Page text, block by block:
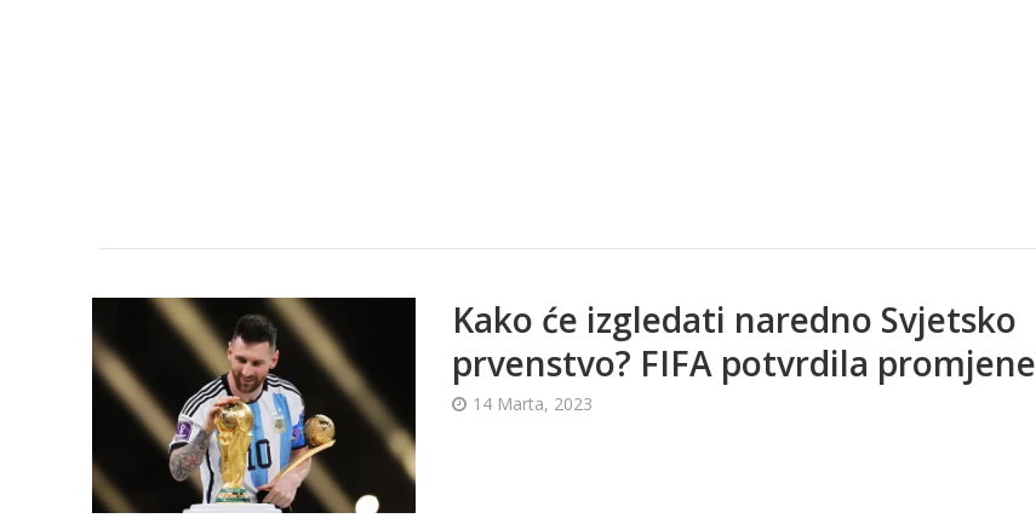
Kako će izgledati naredno Svjetsko
prvenstvo? FIFA potvrdila promjene
14 Marta, 2023